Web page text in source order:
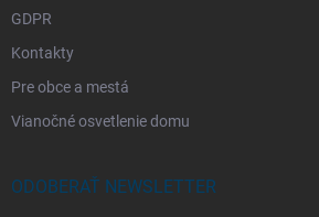
GDPR
Kontakty
Pre obce a mestá
Vianočné osvetlenie domu
ODOBERAŤ NEWSLETTER